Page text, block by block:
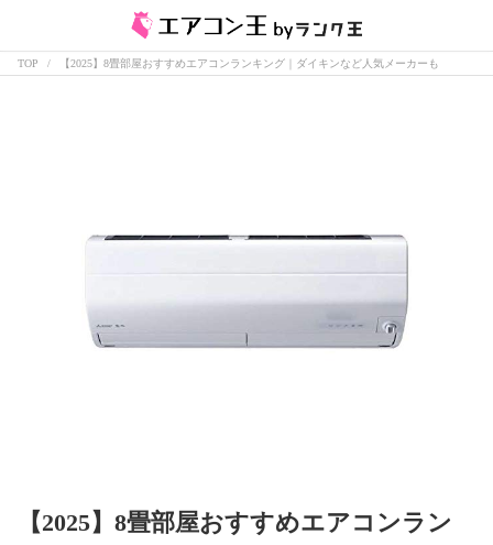
TOP 【2025】8畳部屋おすすめエアコンランキング｜ダイキンなど人気メーカーも
【2025】8畳部屋おすすめエアコンラン